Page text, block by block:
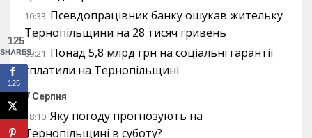
10:33 Псевдопрацівник банку ошукав жительку
Тернопільщини на 28 тисяч гривень
09:21 Понад 5,8 млрд грн на соціальні гарантії
сплатили на Тернопільщині
7 Серпня
18:10 Яку погоду прогнозують на
Тернопільщині в суботу?
125
SHARES
125